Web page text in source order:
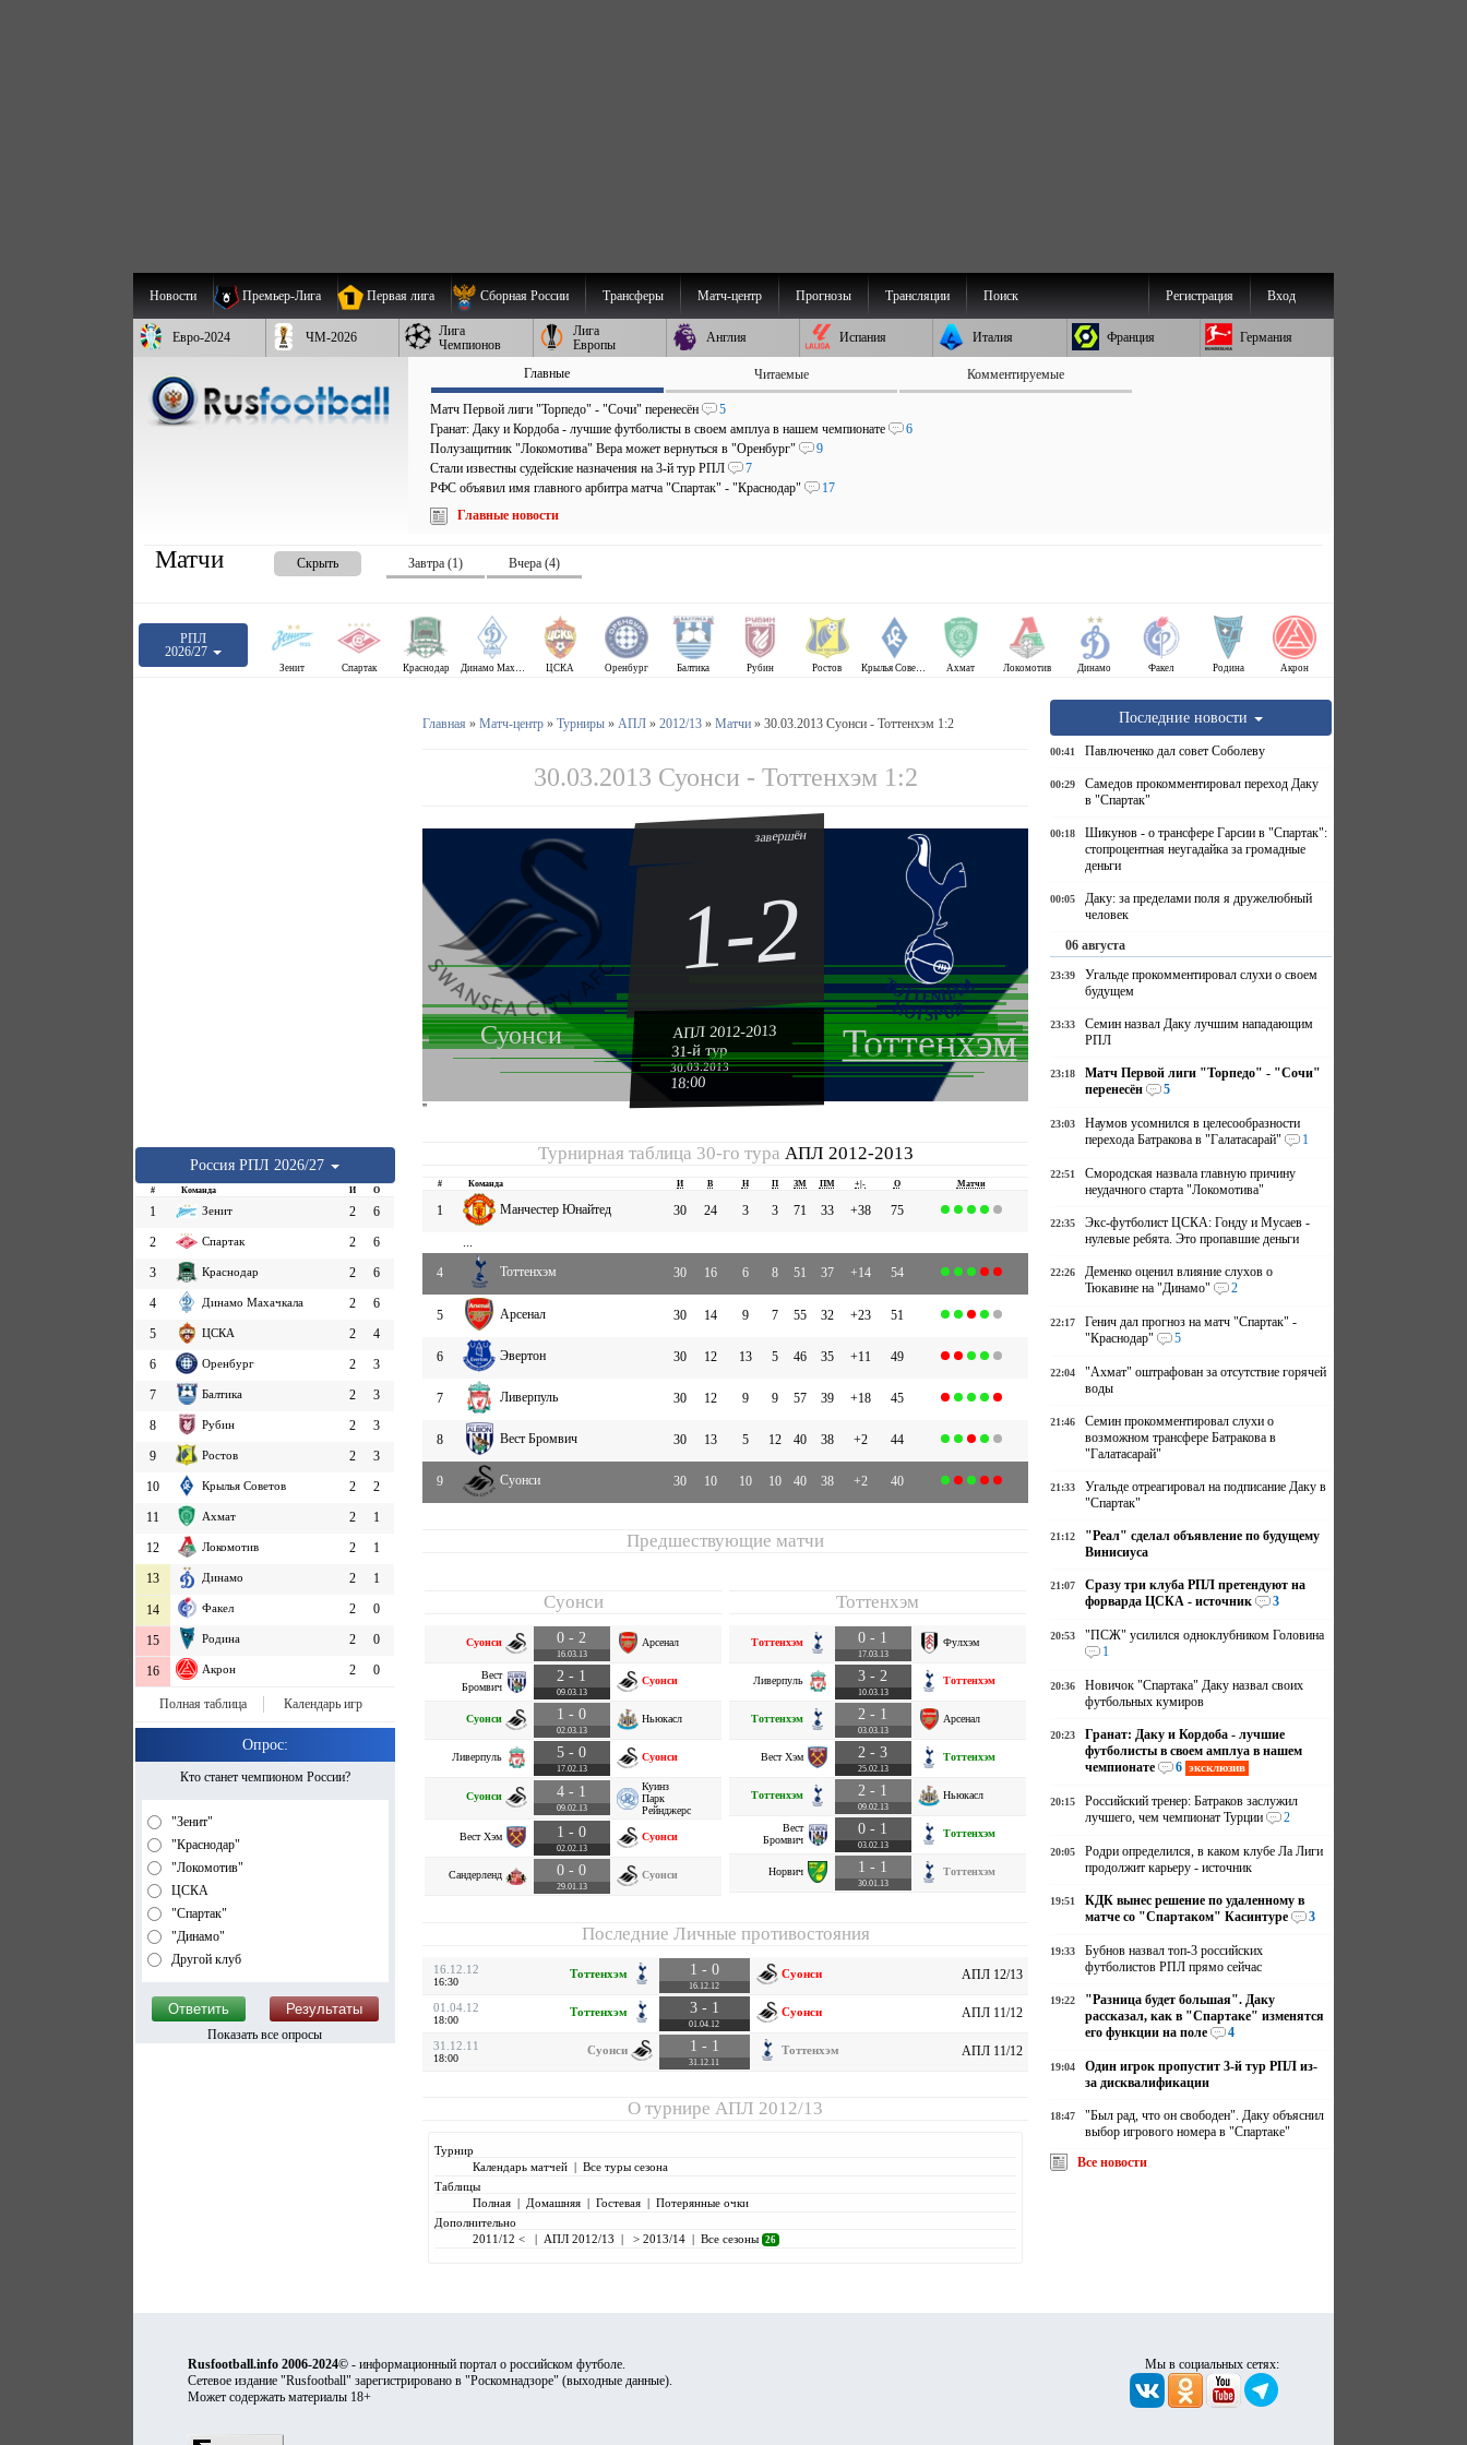
Новости Премьер-Лига Первая лига Сборная России Трансферы Матч-центр Прогнозы Трансляции Поиск Вход
Регистрация
Евро-2024 ЧМ-2026
Лига
Чемпионов
Лига
Европы
Англия Испания Италия Франция Германия
Главные Читаемые Комментируемые
Матч Первой лиги "Торпедо" - "Сочи" перенесён
5
Гранат: Даку и Кордоба - лучшие футболисты в своем амплуа в нашем чемпионате
6
Полузащитник "Локомотива" Вера может вернуться в "Оренбург"
9
Стали известны судейские назначения на 3-й тур РПЛ
7
РФС объявил имя главного арбитра матча "Спартак" - "Краснодар"
17
Главные новости
Матчи Скрыть Завтра (1) Вчера (4)
РПЛ
2026/27
Зенит Спартак Краснодар Динамо Махачкала ЦСКА Оренбург Балтика Рубин Ростов Крылья Советов Ахмат Локомотив Динамо Факел Родина Акрон
Россия РПЛ 2026/27
# Команда И О
1 Зенит 2
6
2
Спартак 2
6
3
Краснодар 2
6
4
Динамо Махачкала 2
6
5
ЦСКА 2
4
6
Оренбург 2
3
7
Балтика 2
3
8
Рубин 2
3
9
Ростов 2
3
10
Крылья Советов 2
2
11
Ахмат 2
1
12
Локомотив 2
1
13
Динамо 2 1
14 Факел 2 0
15 Родина 2 0
16 Акрон 2 0
Полная таблица Календарь игр
Опрос:
Кто станет чемпионом России?
"Зенит"
"Краснодар"
"Локомотив"
ЦСКА
"Спартак"
"Динамо"
Другой клуб
Показать все опросы
Главная » Матч-центр» Турниры» АПЛ» 2012/13» Матчи» 30.03.2013 Суонси - Тоттенхэм 1:2
30.03.2013 Суонси - Тоттенхэм 1:2
Суонси Тоттенхэм
завершён
1-2
АПЛ 2012-2013
31-й тур
30.03.2013
18:00
''
Турнирная таблица 30-го тура АПЛ 2012-2013
# Команда И В Н П ЗМ ПМ +|- О Матчи
1 Манчестер Юнайтед 30 24 3 3 71 33 +38 75
...
4
Тоттенхэм 30 16 6 8 51 37 +14 54
5 Арсенал 30 14 9 7 55 32 +23 51
6 Эвертон 30 12 13 5 46 35 +11 49
7 Ливерпуль 30 12 9 9 57 39 +18 45
8 Вест Бромвич 30 13 5 12 40 38 +2 44
9 Суонси 30 10 10 10 40 38 +2 40
Предшествующие матчи
Суонси
Суонси 0 - 2
16.03.13
Арсенал
Вест
Бромвич
2 - 1
09.03.13
Суонси
Суонси 1 - 0
02.03.13
Ньюкасл
Ливерпуль 5 - 0
17.02.13
Суонси
Суонси 4 - 1
09.02.13
Куинз
Парк
Рейнджерс
Вест Хэм 1 - 0
02.02.13
Суонси
Сандерленд 0 - 0
29.01.13
Суонси
Тоттенхэм
Тоттенхэм 0 - 1
17.03.13
Фулхэм
Ливерпуль 3 - 2
10.03.13
Тоттенхэм
Тоттенхэм 2 - 1
03.03.13
Арсенал
Вест Хэм 2 - 3
25.02.13
Тоттенхэм
Тоттенхэм 2 - 1
09.02.13
Ньюкасл
Вест
Бромвич
0 - 1
03.02.13
Тоттенхэм
Норвич 1 - 1
30.01.13
Тоттенхэм
Последние Личные противостояния
16.12.12
16:30
Тоттенхэм 1 - 0
16.12.12
Суонси АПЛ 12/13
01.04.12
18:00
Тоттенхэм 3 - 1
01.04.12
Суонси АПЛ 11/12
31.12.11
18:00
Суонси 1 - 1
31.12.11
Тоттенхэм АПЛ 11/12
О турнире АПЛ 2012/13
Турнир
Календарь матчей| Все туры сезона
Таблицы
Полная| Домашняя| Гостевая| Потерянные очки
Дополнительно
2011/12 <
| АПЛ 2012/13 | > 2013/14| Все сезоны 26
Последние новости
00:41 Павлюченко дал совет Соболеву
00:29
Самедов прокомментировал переход Даку
в "Спартак"
00:18
Шикунов - о трансфере Гарсии в "Спартак":
стопроцентная неугадайка за громадные
деньги
00:05
Даку: за пределами поля я дружелюбный
человек
06 августа
23:39
Угальде прокомментировал слухи о своем
будущем
23:33
Семин назвал Даку лучшим нападающим
РПЛ
23:18
Матч Первой лиги "Торпедо" - "Сочи"
перенесён
5
23:03
Наумов усомнился в целесообразности
перехода Батракова в "Галатасарай"
1
22:51
Смородская назвала главную причину
неудачного старта "Локомотива"
22:35
Экс-футболист ЦСКА: Гонду и Мусаев -
нулевые ребята. Это пропавшие деньги
22:26
Деменко оценил влияние слухов о
Тюкавине на "Динамо"
2
22:17
Генич дал прогноз на матч "Спартак" -
"Краснодар"
5
22:04
"Ахмат" оштрафован за отсутствие горячей
воды
21:46
Семин прокомментировал слухи о
возможном трансфере Батракова в
"Галатасарай"
21:33
Угальде отреагировал на подписание Даку в
"Спартак"
21:12
"Реал" сделал объявление по будущему
Винисиуса
21:07
Сразу три клуба РПЛ претендуют на
форварда ЦСКА - источник
3
20:53
"ПСЖ" усилился одноклубником Головина
1
20:36
Новичок "Спартака" Даку назвал своих
футбольных кумиров
20:23
Гранат: Даку и Кордоба - лучшие
футболисты в своем амплуа в нашем
чемпионате
6 эксклюзив
20:15
Российский тренер: Батраков заслужил
лучшего, чем чемпионат Турции
2
20:05
Родри определился, в каком клубе Ла Лиги
продолжит карьеру - источник
19:51
КДК вынес решение по удаленному в
матче со "Спартаком" Касинтуре
3
19:33
Бубнов назвал топ-3 российских
футболистов РПЛ прямо сейчас
19:22
"Разница будет большая". Даку
рассказал, как в "Спартаке" изменятся
его функции на поле
4
19:04
Один игрок пропустит 3-й тур РПЛ из-
за дисквалификации
18:47
"Был рад, что он свободен". Даку объяснил
выбор игрового номера в "Спартаке"
Все новости
Rusfootball.info 2006-2024© - информационный портал о российском футболе.
Сетевое издание "Rusfootball" зарегистрировано в "Роскомнадзоре" (выходные данные).
Может содержать материалы 18+
Мы в социальных сетях: